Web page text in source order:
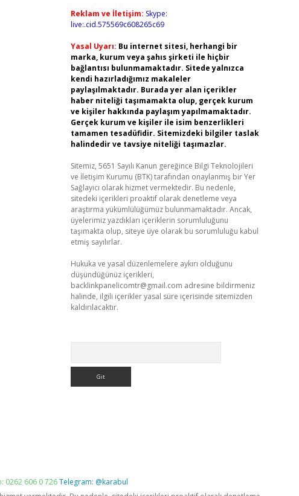
Reklam ve İletişim: Skype:
live:.cid.575569c608265c69
Yasal Uyarı: Bu internet sitesi, herhangi bir
marka, kurum veya şahıs şirketi ile hiçbir
bağlantısı bulunmamaktadır. Sitede yalnızca
kendi hazırladığımız makaleler
paylaşılmaktadır. Burada yer alan içerikler
haber niteliği taşımamakta olup, gerçek kurum
ve kişiler hakkında paylaşım yapılmamaktadır.
Gerçek kurum ve kişiler ile isim benzerlikleri
tamamen tesadüfidir. Sitemizdeki bilgiler taslak
halindedir ve tavsiye niteliği taşımazlar.
Sitemiz, 5651 Sayılı Kanun gereğince Bilgi Teknolojileri
ve İletişim Kurumu (BTK) tarafından onaylanmış bir Yer
Sağlayıcı olarak hizmet vermektedir. Bu nedenle,
sitedeki içerikleri proaktif olarak denetleme veya
araştırma yükümlülüğümüz bulunmamaktadır. Ancak,
üyelerimiz yazdıkları içeriklerin sorumluluğunu
taşımakta olup, siteye üye olarak bu sorumluluğu kabul
etmiş sayılırlar.
Hukuka ve yasal düzenlemelere aykırı olduğunu
düşündüğünüz içerikleri,
backlinkpanelicomtr@gmail.com adresine bildirmeniz
halinde, ilgili içerikler yasal süre içerisinde sitemizden
kaldırılacaktır.
0262 606 0 726Telegram: @karabul